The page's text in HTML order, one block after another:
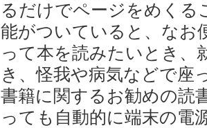
るだけでページをめくる
能がついていると、なお
って本を読みたいとき、
き、怪我や病気などで座
書籍に関するお勧めの読
っても自動的に端末の電